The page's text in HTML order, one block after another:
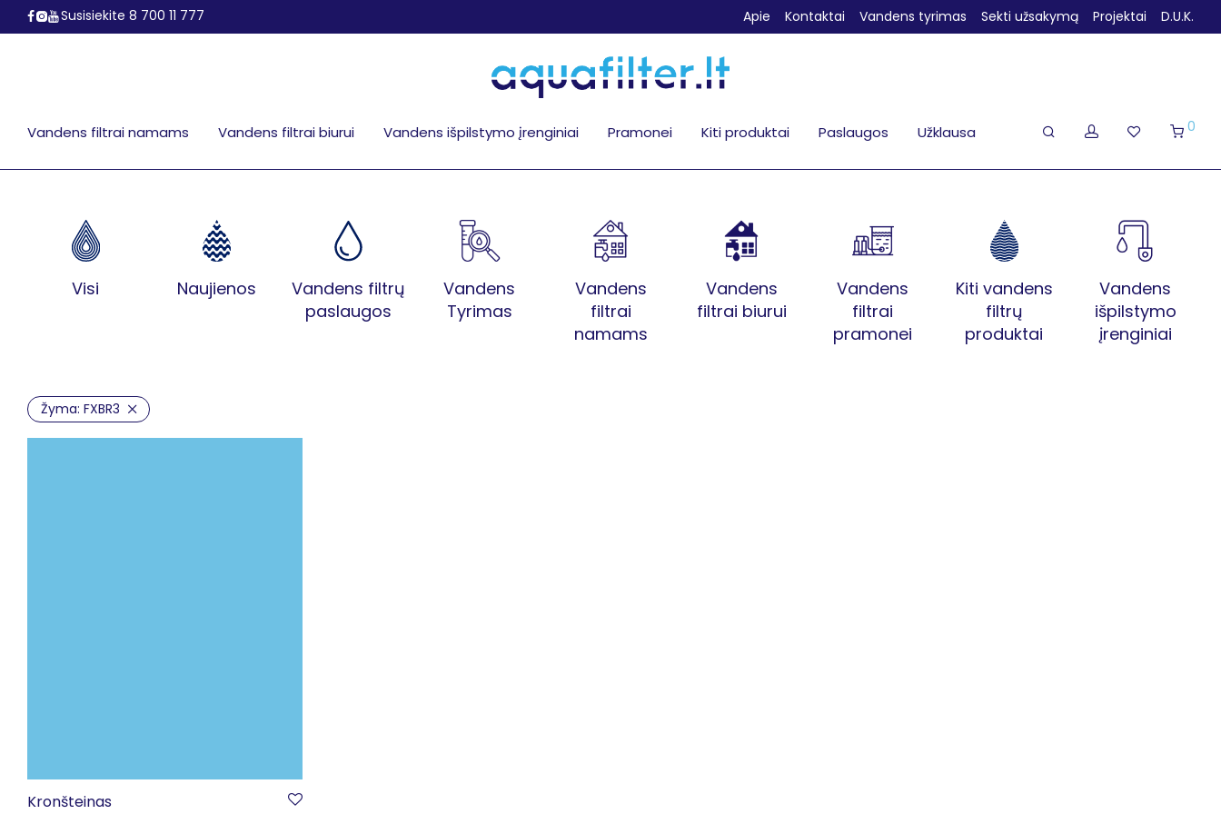
Susisiekite 8 700 11 777 Apie Kontaktai Vandens tyrimas Sekti užsakymą Projektai D.U.K.
Vandens filtrai namams Vandens filtrai biurui Vandens išpilstymo įrenginiai Pramonei Kiti produktai Paslaugos Užklausa 0
Visi Naujienos
Vandens filtrų
paslaugos
Vandens
Tyrimas
Vandens
filtrai
namams
Vandens
filtrai biurui
Vandens
filtrai
pramonei
Kiti vandens
filtrų
produktai
Vandens
išpilstymo
įrenginiai
Žyma: FXBR3
Kronšteinas